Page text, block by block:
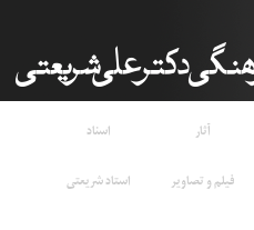
آثار
اسناد
فیلم و تصاویر
استاد شریعتی